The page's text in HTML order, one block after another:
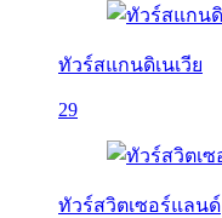
ทัวร์สแกนดิเนเวีย
29
ทัวร์สวิตเซอร์แลนด์